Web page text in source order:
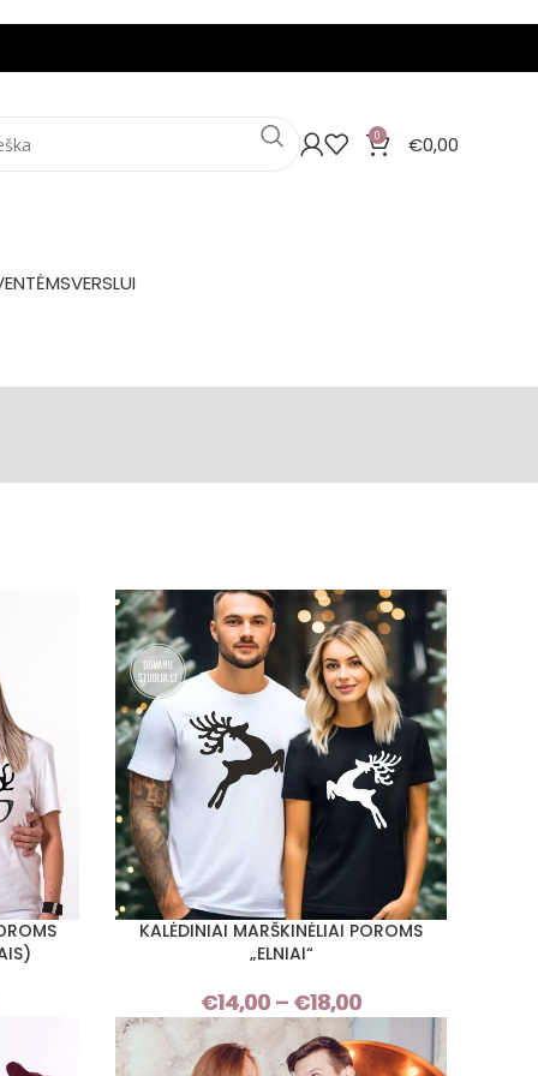
0 €0,00
VERSLUI
€14,00
PASIRINKTI SAVYBES
KALĖDINIAI MARŠKINĖLIAI POROMS
„ELNIAI“
€14,00 – €18,00
range:
€14,00